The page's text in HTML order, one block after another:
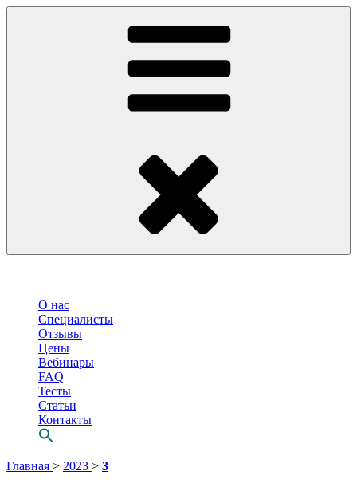
О нас
Специалисты
Отзывы
Цены
Вебинары
FAQ
Тесты
Статьи
Контакты
Перейти
Главная > 2023 > 3